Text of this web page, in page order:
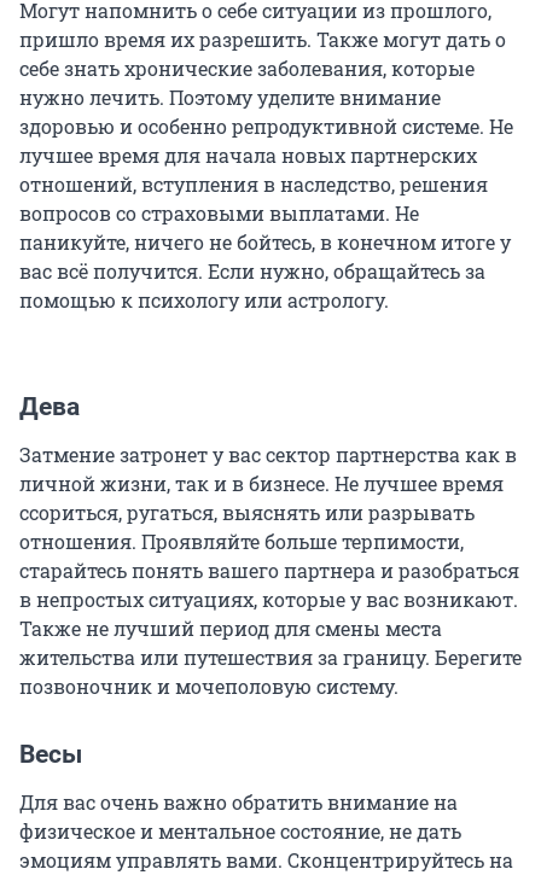
Могут напомнить о себе ситуации из прошлого,
пришло время их разрешить. Также могут дать о
себе знать хронические заболевания, которые
нужно лечить. Поэтому уделите внимание
здоровью и особенно репродуктивной системе. Не
лучшее время для начала новых партнерских
отношений, вступления в наследство, решения
вопросов со страховыми выплатами. Не
паникуйте, ничего не бойтесь, в конечном итоге у
вас всё получится. Если нужно, обращайтесь за
помощью к психологу или астрологу.
Дева
Затмение затронет у вас сектор партнерства как в
личной жизни, так и в бизнесе. Не лучшее время
ссориться, ругаться, выяснять или разрывать
отношения. Проявляйте больше терпимости,
старайтесь понять вашего партнера и разобраться
в непростых ситуациях, которые у вас возникают.
Также не лучший период для смены места
жительства или путешествия за границу. Берегите
позвоночник и мочеполовую систему.
Весы
Для вас очень важно обратить внимание на
физическое и ментальное состояние, не дать
эмоциям управлять вами. Сконцентрируйтесь на